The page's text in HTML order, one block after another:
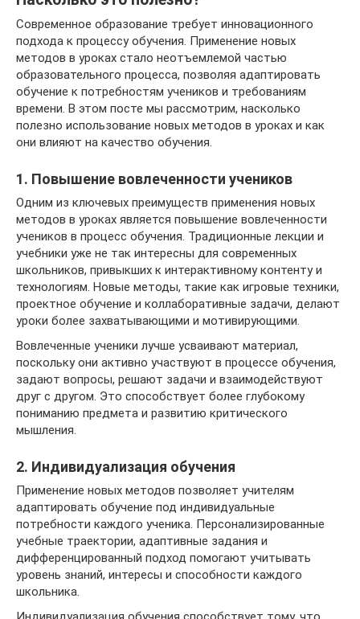
Современное образование требует инновационного
подхода к процессу обучения. Применение новых
методов в уроках стало неотъемлемой частью
образовательного процесса, позволяя адаптировать
обучение к потребностям учеников и требованиям
времени. В этом посте мы рассмотрим, насколько
полезно использование новых методов в уроках и как
они влияют на качество обучения.
1. Повышение вовлеченности учеников
Одним из ключевых преимуществ применения новых
методов в уроках является повышение вовлеченности
учеников в процесс обучения. Традиционные лекции и
учебники уже не так интересны для современных
школьников, привыкших к интерактивному контенту и
технологиям. Новые методы, такие как игровые техники,
проектное обучение и коллаборативные задачи, делают
уроки более захватывающими и мотивирующими.
Вовлеченные ученики лучше усваивают материал,
поскольку они активно участвуют в процессе обучения,
задают вопросы, решают задачи и взаимодействуют
друг с другом. Это способствует более глубокому
пониманию предмета и развитию критического
мышления.
2. Индивидуализация обучения
Применение новых методов позволяет учителям
адаптировать обучение под индивидуальные
потребности каждого ученика. Персонализированные
учебные траектории, адаптивные задания и
дифференцированный подход помогают учитывать
уровень знаний, интересы и способности каждого
школьника.